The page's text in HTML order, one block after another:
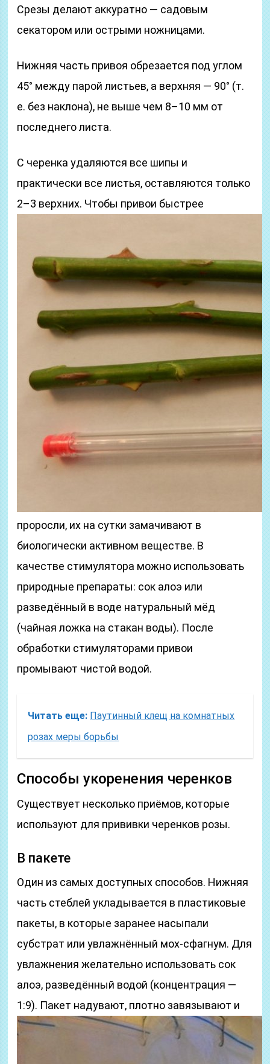
Срезы делают аккуратно — садовым
секатором или острыми ножницами.
Нижняя часть привоя обрезается под углом
45° между парой листьев, а верхняя — 90° (т.
е. без наклона), не выше чем 8–10 мм от
последнего листа.
С черенка удаляются все шипы и
практически все листья, оставляются только
2–3 верхних. Чтобы привои быстрее
проросли, их на сутки замачивают в
биологически активном веществе. В
качестве стимулятора можно использовать
природные препараты: сок алоэ или
разведённый в воде натуральный мёд
(чайная ложка на стакан воды). После
обработки стимуляторами привои
промывают чистой водой.
Читать еще: Паутинный клещ на комнатных
розах меры борьбы
Способы укоренения черенков
Существует несколько приёмов, которые
используют для прививки черенков розы.
В пакете
Один из самых доступных способов. Нижняя
часть стеблей укладывается в пластиковые
пакеты, в которые заранее насыпали
субстрат или увлажнённый мох-сфагнум. Для
увлажнения желательно использовать сок
алоэ, разведённый водой (концентрация —
1:9). Пакет надувают, плотно завязывают и